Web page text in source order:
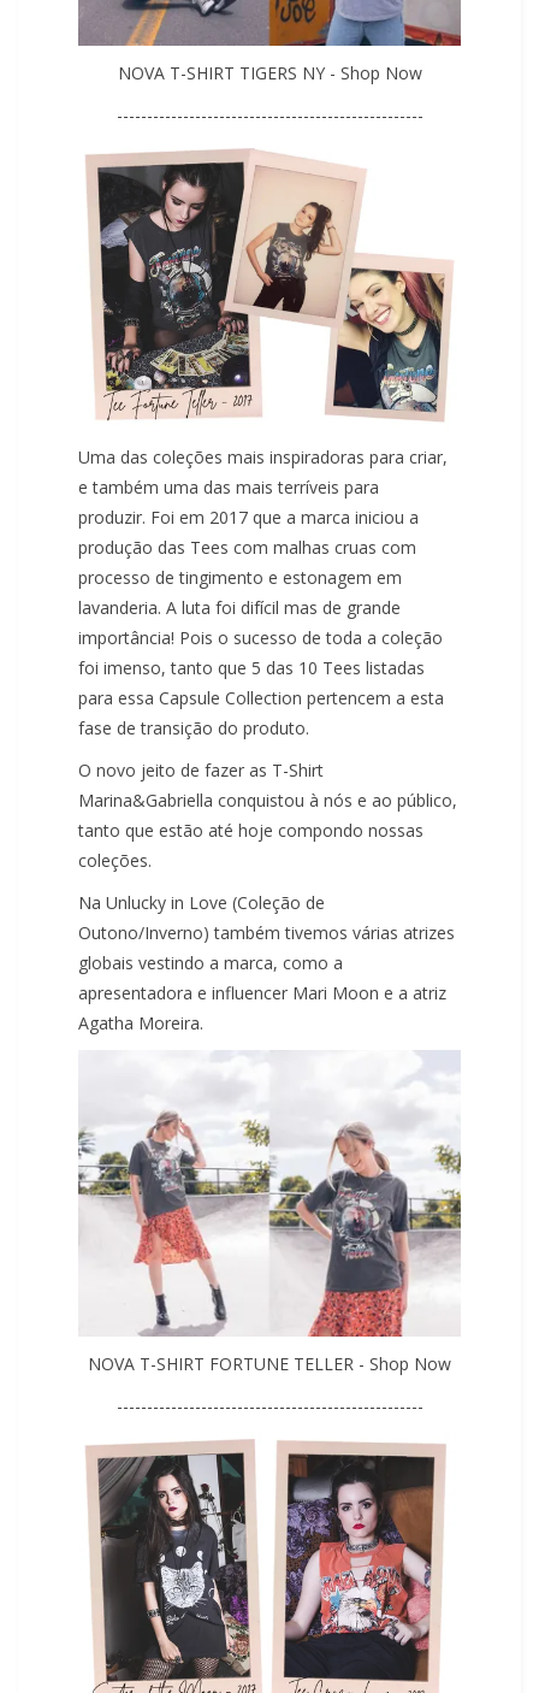
NOVA T-SHIRT TIGERS NY - Shop Now
---------------------------------------------------
Uma das coleções mais inspiradoras para criar,
e também uma das mais terríveis para
produzir. Foi em 2017 que a marca iniciou a
produção das Tees com malhas cruas com
processo de tingimento e estonagem em
lavanderia. A luta foi difícil mas de grande
importância! Pois o sucesso de toda a coleção
foi imenso, tanto que 5 das 10 Tees listadas
para essa Capsule Collection pertencem a esta
fase de transição do produto.
O novo jeito de fazer as T-Shirt
Marina&Gabriella conquistou à nós e ao público,
tanto que estão até hoje compondo nossas
coleções.
Na Unlucky in Love (Coleção de
Outono/Inverno) também tivemos várias atrizes
globais vestindo a marca, como a
apresentadora e influencer Mari Moon e a atriz
Agatha Moreira.
NOVA T-SHIRT FORTUNE TELLER - Shop Now
---------------------------------------------------